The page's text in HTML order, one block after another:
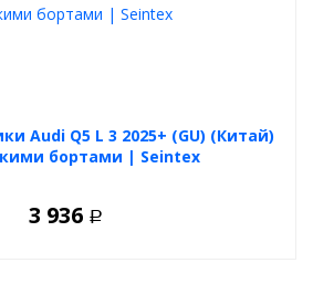
Audi Q5 L 3 2025+ (GU) (Китай)
бортами | Seintex
3 936 Р